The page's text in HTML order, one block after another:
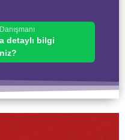
detaylı bilgi